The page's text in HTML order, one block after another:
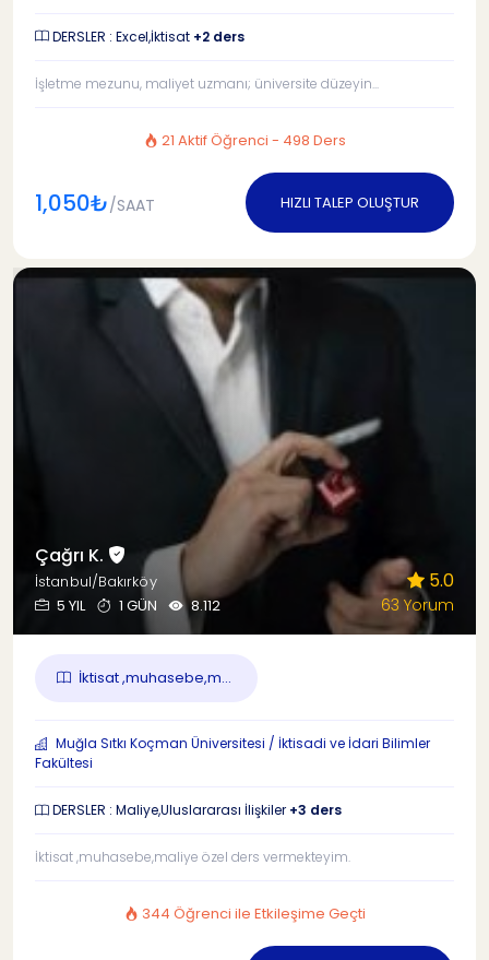
DERSLER : Excel,İktisat +2 ders
İşletme mezunu, maliyet uzmanı; üniversite düzeyin...
21 Aktif Öğrenci - 498 Ders
1,050₺/SAAT HIZLI TALEP OLUŞTUR
Çağrı K.
İstanbul/Bakırköy
5 YIL
1 GÜN 8.112
5.0
63 Yorum
İktisat ,muhasebe,m...
Muğla Sıtkı Koçman Üniversitesi / İktisadi ve İdari Bilimler
Fakültesi
DERSLER : Maliye,Uluslararası İlişkiler +3 ders
İktisat ,muhasebe,maliye özel ders vermekteyim.
344 Öğrenci ile Etkileşime Geçti